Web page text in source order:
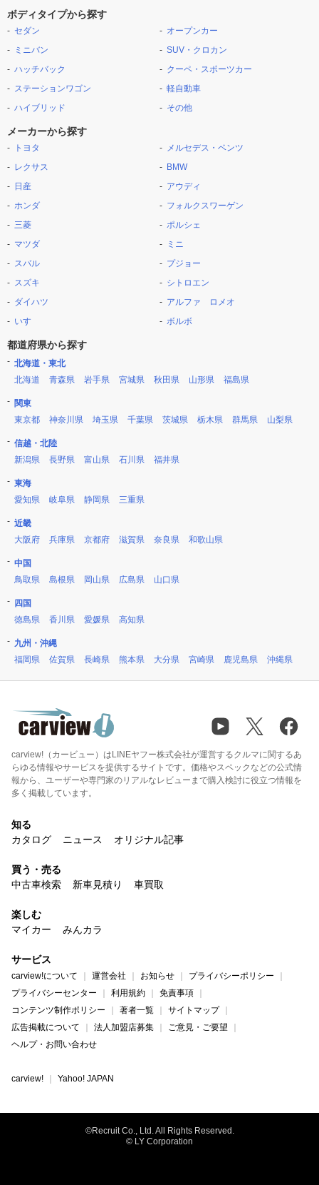
ボディタイプから探す
セダン
ミニバン
ハッチバック
ステーションワゴン
ハイブリッド
オープンカー
SUV・クロカン
クーペ・スポーツカー
軽自動車
その他
メーカーから探す
トヨタ
レクサス
日産
ホンダ
三菱
マツダ
スバル
スズキ
ダイハツ
いすゞ
メルセデス・ベンツ
BMW
アウディ
フォルクスワーゲン
ポルシェ
ミニ
プジョー
シトロエン
アルファ ロメオ
ボルボ
都道府県から探す
北海道・東北
北海道
青森県 岩手県 宮城県 秋田県 山形県 福島県
関東
東京都
神奈川県 埼玉県 千葉県 茨城県 栃木県 群馬県 山梨県
信越・北陸
新潟県
長野県 富山県 石川県 福井県
東海
愛知県
岐阜県 静岡県 三重県
近畿
大阪府
兵庫県 京都府 滋賀県 奈良県 和歌山県
中国
鳥取県
島根県 岡山県 広島県 山口県
四国
徳島県
香川県 愛媛県 高知県
九州・沖縄
福岡県
佐賀県 長崎県 熊本県 大分県 宮崎県 鹿児島県 沖縄県
carview!（カービュー）はLINEヤフー株式会社が運営するクルマに関するあ
らゆる情報やサービスを提供するサイトです。価格やスペックなどの公式情
報から、ユーザーや専門家のリアルなレビューまで購入検討に役立つ情報を
多く掲載しています。
知る
カタログ
ニュース オリジナル記事
買う・売る
中古車検索
新車見積り 車買取
楽しむ
マイカー
みんカラ
サービス
carview!について 運営会社 お知らせ
プライバシーポリシー
プライバシーセンター
利用規約
免責事項
コンテンツ制作ポリシー
著者一覧
サイトマップ
広告掲載について
法人加盟店募集
ご意見・ご要望
ヘルプ・お問い合わせ
carview! Yahoo! JAPAN
©Recruit Co., Ltd. All Rights Reserved.
© LY Corporation